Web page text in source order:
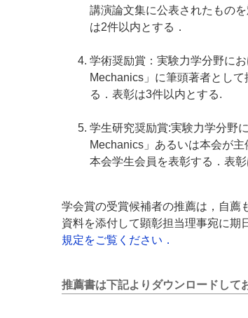
講演論文集に公表されたもの
は2件以内とする．
学術奨励賞：実験力学分野に
Mechanics」に筆頭著者とし
る．表彰は3件以内とする.
学生研究奨励賞:実験力学分野
Mechanics」あるいは本会が
本会学生会員を表彰する．表彰
学会賞の受賞候補者の推薦は，自薦
資料を添付して顕彰担当理事宛に期
規定をご覧ください．
推薦書は下記よりダウンロードして